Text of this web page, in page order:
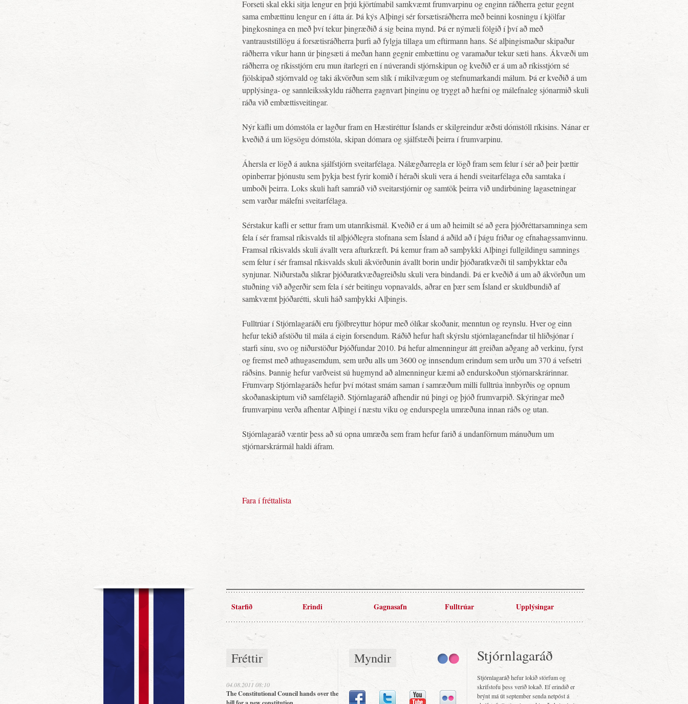
Forseti skal ekki sitja lengur en þrjú kjörtímabil samkvæmt frumvarpinu og enginn ráðherra getur gegnt
sama embættinu lengur en í átta ár. Þá kýs Alþingi sér forsætisráðherra með beinni kosningu í kjölfar
þingkosninga en með því tekur þingræðið á sig beina mynd. Þá er nýmæli fólgið í því að með
vantrauststillögu á forsætisráðherra þurfi að fylgja tillaga um eftirmann hans. Sé alþingismaður skipaður
ráðherra víkur hann úr þingsæti á meðan hann gegnir embættinu og varamaður tekur sæti hans. Ákvæði um
ráðherra og ríkisstjórn eru mun ítarlegri en í núverandi stjórnskipun og kveðið er á um að ríkisstjórn sé
fjölskipað stjórnvald og taki ákvörðun sem slík í mikilvægum og stefnumarkandi málum. Þá er kveðið á um
upplýsinga- og sannleiksskyldu ráðherra gagnvart þinginu og tryggt að hæfni og málefnaleg sjónarmið skuli
ráða við embættisveitingar.
Nýr kafli um dómstóla er lagður fram en Hæstiréttur Íslands er skilgreindur æðsti dómstóll ríkisins. Nánar er
kveðið á um lögsögu dómstóla, skipan dómara og sjálfstæði þeirra í frumvarpinu.
Áhersla er lögð á aukna sjálfstjórn sveitarfélaga. Nálægðarregla er lögð fram sem felur í sér að þeir þættir
opinberrar þjónustu sem þykja best fyrir komið í héraði skuli vera á hendi sveitarfélaga eða samtaka í
umboði þeirra. Loks skuli haft samráð við sveitarstjórnir og samtök þeirra við undirbúning lagasetningar
sem varðar málefni sveitarfélaga.
Sérstakur kafli er settur fram um utanríkismál. Kveðið er á um að heimilt sé að gera þjóðréttarsamninga sem
fela í sér framsal ríkisvalds til alþjóðlegra stofnana sem Ísland á aðild að í þágu friðar og efnahagssamvinnu.
Framsal ríkisvalds skuli ávallt vera afturkræft. Þá kemur fram að samþykki Alþingi fullgildingu samnings
sem felur í sér framsal ríkisvalds skuli ákvörðunin ávallt borin undir þjóðaratkvæði til samþykktar eða
synjunar. Niðurstaða slíkrar þjóðaratkvæðagreiðslu skuli vera bindandi. Þá er kveðið á um að ákvörðun um
stuðning við aðgerðir sem fela í sér beitingu vopnavalds, aðrar en þær sem Ísland er skuldbundið af
samkvæmt þjóðarétti, skuli háð samþykki Alþingis.
Fulltrúar í Stjórnlagaráði eru fjölbreyttur hópur með ólíkar skoðanir, menntun og reynslu. Hver og einn
hefur tekið afstöðu til mála á eigin forsendum. Ráðið hefur haft skýrslu stjórnlaganefndar til hliðsjónar í
starfi sínu, svo og niðurstöður Þjóðfundar 2010. Þá hefur almenningur átt greiðan aðgang að verkinu, fyrst
og fremst með athugasemdum, sem urðu alls um 3600 og innsendum erindum sem urðu um 370 á vefsetri
ráðsins. Þannig hefur varðveist sú hugmynd að almenningur kæmi að endurskoðun stjórnarskrárinnar.
Frumvarp Stjórnlagaráðs hefur því mótast smám saman í samræðum milli fulltrúa innbyrðis og opnum
skoðanaskiptum við samfélagið. Stjórnlagaráð afhendir nú þingi og þjóð frumvarpið. Skýringar með
frumvarpinu verða afhentar Alþingi í næstu viku og endurspegla umræðuna innan ráðs og utan.
Stjórnlagaráð væntir þess að sú opna umræða sem fram hefur farið á undanförnum mánuðum um
stjórnarskrármál haldi áfram.
Fara í fréttalista
Starfið Erindi Gagnasafn Fulltrúar Upplýsingar
Fréttir
04.08.2011 08:10
The Constitutional Council hands over the
Myndir Stjórnlagaráð
Stjórnlagaráð hefur lokið störfum og
skrifstofu þess verið lokað. Ef erindið er
brýnt má út september senda netpóst á